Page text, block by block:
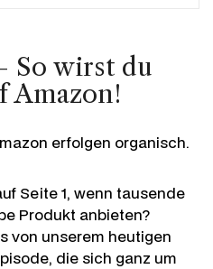
So wirst du
Amazon!
erfolgen organisch.
Seite 1, wenn tausende
Produkt anbieten?
von unserem heutigen
die sich ganz um